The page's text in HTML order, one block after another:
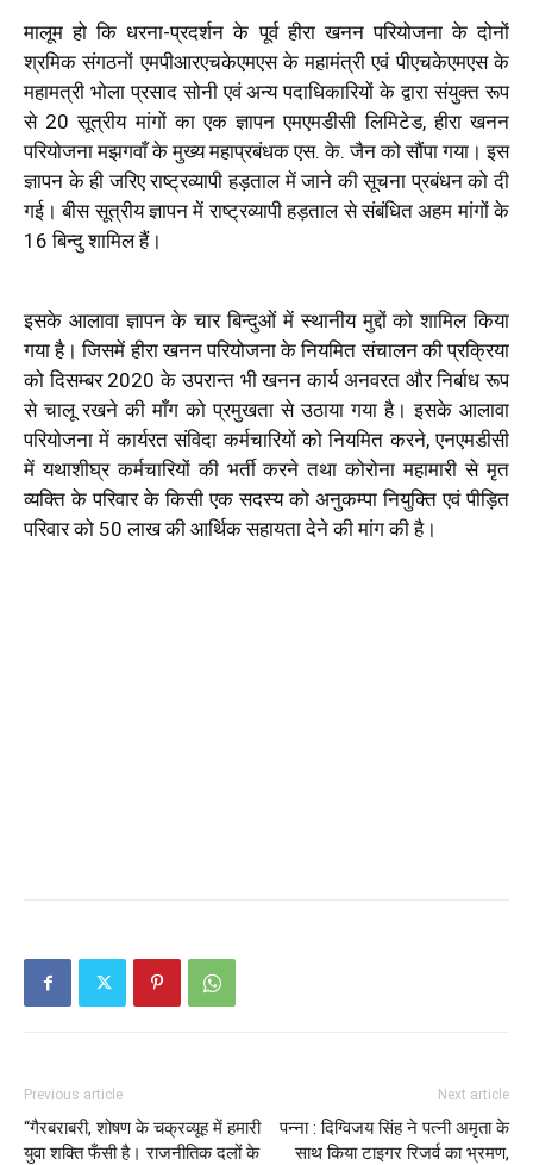
मालूम हो कि धरना-प्रदर्शन के पूर्व हीरा खनन परियोजना के दोनों
श्रमिक संगठनों एमपीआरएचकेएमएस के महामंत्री एवं पीएचकेएमएस के
महामत्री भोला प्रसाद सोनी एवं अन्य पदाधिकारियों के द्वारा संयुक्त रूप
से 20 सूत्रीय मांगों का एक ज्ञापन एमएमडीसी लिमिटेड, हीरा खनन
परियोजना मझगवाँ के मुख्य महाप्रबंधक एस. के. जैन को सौंपा गया। इस
ज्ञापन के ही जरिए राष्ट्रव्यापी हड़ताल में जाने की सूचना प्रबंधन को दी
गई। बीस सूत्रीय ज्ञापन में राष्ट्रव्यापी हड़ताल से संबंधित अहम मांगों के
16 बिन्दु शामिल हैं।
इसके आलावा ज्ञापन के चार बिन्दुओं में स्थानीय मुद्दों को शामिल किया
गया है। जिसमें हीरा खनन परियोजना के नियमित संचालन की प्रक्रिया
को दिसम्बर 2020 के उपरान्त भी खनन कार्य अनवरत और निर्बाध रूप
से चालू रखने की माँग को प्रमुखता से उठाया गया है। इसके आलावा
परियोजना में कार्यरत संविदा कर्मचारियों को नियमित करने, एनएमडीसी
में यथाशीघ्र कर्मचारियों की भर्ती करने तथा कोरोना महामारी से मृत
व्यक्ति के परिवार के किसी एक सदस्य को अनुकम्पा नियुक्ति एवं पीड़ित
परिवार को 50 लाख की आर्थिक सहायता देने की मांग की है।
Previous article
“गैरबराबरी, शोषण के चक्रव्यूह में हमारी
युवा शक्ति फँसी है। राजनीतिक दलों के
Next article
पन्ना : दिग्विजय सिंह ने पत्नी अमृता के
साथ किया टाइगर रिजर्व का भ्रमण,